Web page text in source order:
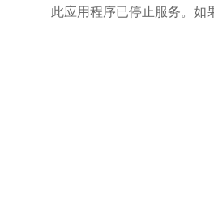
此应用程序已停止服务。如